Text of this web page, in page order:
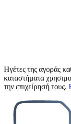
Ηγέτες της αγοράς
καταστήματα
την επιχείρησή τους.